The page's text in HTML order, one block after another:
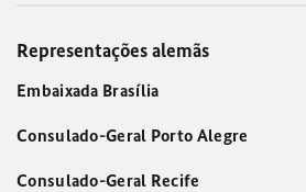
Representações alemãs
Embaixada Brasília
Consulado-Geral Porto Alegre
Consulado-Geral Recife